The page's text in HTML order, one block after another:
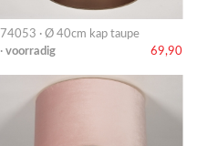
74053 · Ø 40cm kap taupe
· voorradig 69,90